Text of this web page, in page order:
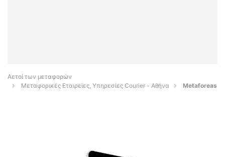
Αετοί των μεταφορών
Μεταφορικές Εταιρείες, Υπηρεσίες Courier - Αθήνα
Metaforeas